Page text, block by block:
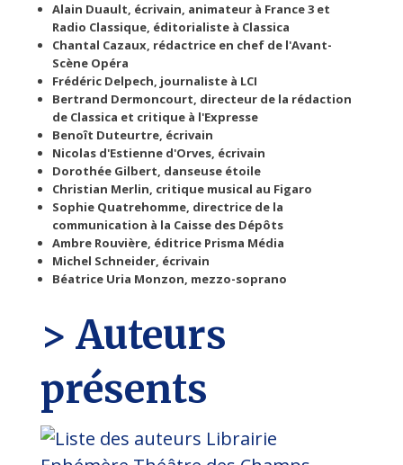
Alain Duault, écrivain, animateur à France 3 et
Radio Classique, éditorialiste à Classica
Chantal Cazaux, rédactrice en chef de l'Avant-
Scène Opéra
Frédéric Delpech, journaliste à LCI
Bertrand Dermoncourt, directeur de la rédaction
de Classica et critique à l'Expresse
Benoît Duteurtre, écrivain
Nicolas d'Estienne d'Orves, écrivain
Dorothée Gilbert, danseuse étoile
Christian Merlin, critique musical au Figaro
Sophie Quatrehomme, directrice de la
communication à la Caisse des Dépôts
Ambre Rouvière, éditrice Prisma Média
Michel Schneider, écrivain
Béatrice Uria Monzon, mezzo-soprano
> Auteurs
présents